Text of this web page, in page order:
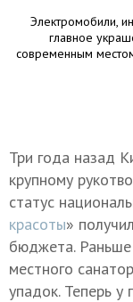
Электромобили,
главное
современным
Три года назад
крупному
статус
красоты»
бюджета.
местного
упадок. Теперь